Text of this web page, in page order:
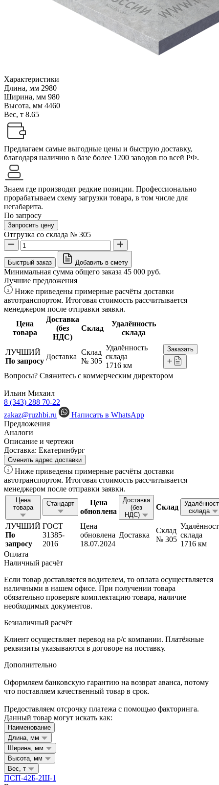
Характеристики
Длина, мм 2980
Ширина, мм 980
Высота, мм 4460
Вес, т 8.65
Предлагаем самые выгодные цены и быструю доставку,
благодаря наличию в базе более 1200 заводов по всей РФ.
Знаем где производят редкие позиции. Профессионально
прорабатываем схему загрузки товара, в том числе для
негабарита.
По запросу
Запросить цену
Отгрузка со склада № 305
Быстрый заказ Добавить в смету
Минимальная сумма общего заказа 45 000 руб.
Лучшие предложения
Ниже приведены примерные расчёты доставки
автотранспортом. Итоговая стоимость рассчитывается
менеджером после отправки заявки.
Цена
товара
Доставка
(без
НДС)
Склад
Удалённость
склада
ЛУЧШИЙ
По запросу
Доставка
Склад
№ 305
Удалённость
склада
1716 км
Заказать
Вопросы? Свяжитесь с коммерческим директором
Ильин Михаил
8 (343) 288 70-22
zakaz@ruzhbi.ru
Написать в WhatsApp
Предложения
Аналоги
Описание и чертежи
Доставка: Екатеринбург
Сменить адрес доставки
Ниже приведены примерные расчёты доставки
автотранспортом. Итоговая стоимость рассчитывается
менеджером после отправки заявки.
Цена
товара
Стандарт
Цена
обновлена
Доставка
(без
НДС)
Склад
склада
ЛУЧШИЙ
По
запросу
ГОСТ
31385-
2016
Цена
обновлена
18.07.2024
Доставка
Склад
№ 305
склада
1716 км
Оплата
Наличный расчёт
Если товар доставляется водителем, то оплата осуществляется
наличными в нашем офисе. При получении товара
обязательно проверьте комплектацию товара, наличие
необходимых документов.
Безналичный расчёт
Клиент осуществляет перевод на р/с компании. Платёжные
реквизиты указываются в договоре на поставку.
Дополнительно
Оформляем банковскую гарантию на возврат аванса, потому
что поставляем качественный товар в срок.
Предоставляем отсрочку платежа с помощью факторинга.
Данный товар могут искать как:
Наименование
Длина, мм
Ширина, мм
Высота, мм
Вес, т
ПСП-42Б-2Ш-1